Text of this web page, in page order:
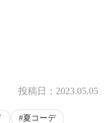
投稿日： 2023.05.05
夏コーデ